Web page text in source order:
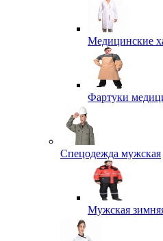
Медицинские
Фартуки
Спецодежда мужская
Мужская